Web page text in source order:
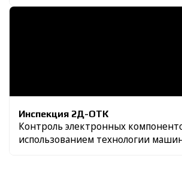
Инспекция 2Д-ОТК
Контроль электронных
использованием технологии